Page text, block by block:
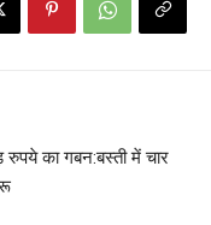
रुपये का गबन:बस्ती में चार